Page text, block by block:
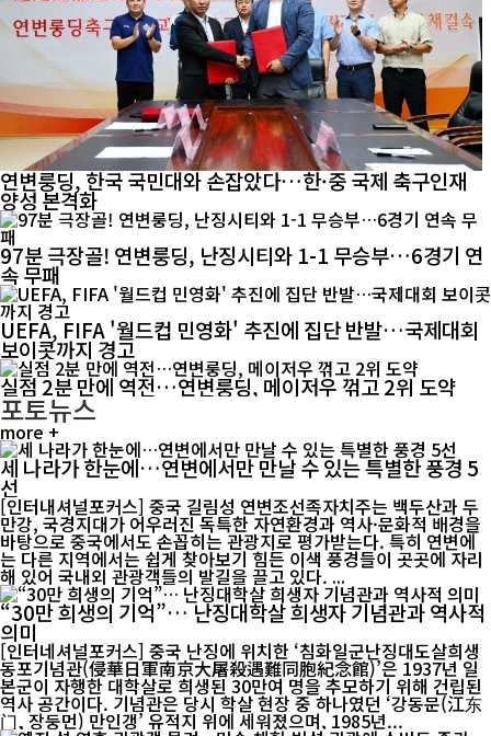
연변룽딩, 한국 국민대와 손잡았다…한·중 국제 축구인재
양성 본격화
97분 극장골! 연변룽딩, 난징시티와 1-1 무승부…6경기 연
속 무패
UEFA, FIFA '월드컵 민영화' 추진에 집단 반발…국제대회
보이콧까지 경고
실점 2분 만에 역전…연변룽딩, 메이저우 꺾고 2위 도약
포토뉴스
more +
세 나라가 한눈에…연변에서만 만날 수 있는 특별한 풍경 5
선
[인터내셔널포커스] 중국 길림성 연변조선족자치주는 백두산과 두
만강, 국경지대가 어우러진 독특한 자연환경과 역사·문화적 배경을
바탕으로 중국에서도 손꼽히는 관광지로 평가받는다. 특히 연변에
는 다른 지역에서는 쉽게 찾아보기 힘든 이색 풍경들이 곳곳에 자리
해 있어 국내외 관광객들의 발길을 끌고 있다. ...
“30만 희생의 기억”… 난징대학살 희생자 기념관과 역사적
의미
[인터네셔널포커스] 중국 난징에 위치한 ‘침화일군난징대도살희생
동포기념관(侵華日軍南京大屠殺遇難同胞紀念館)’은 1937년 일
본군이 자행한 대학살로 희생된 30만여 명을 추모하기 위해 건립된
역사 공간이다. 기념관은 당시 학살 현장 중 하나였던 ‘강동문(江东
门, 장둥먼) 만인갱’ 유적지 위에 세워졌으며, 1985년...